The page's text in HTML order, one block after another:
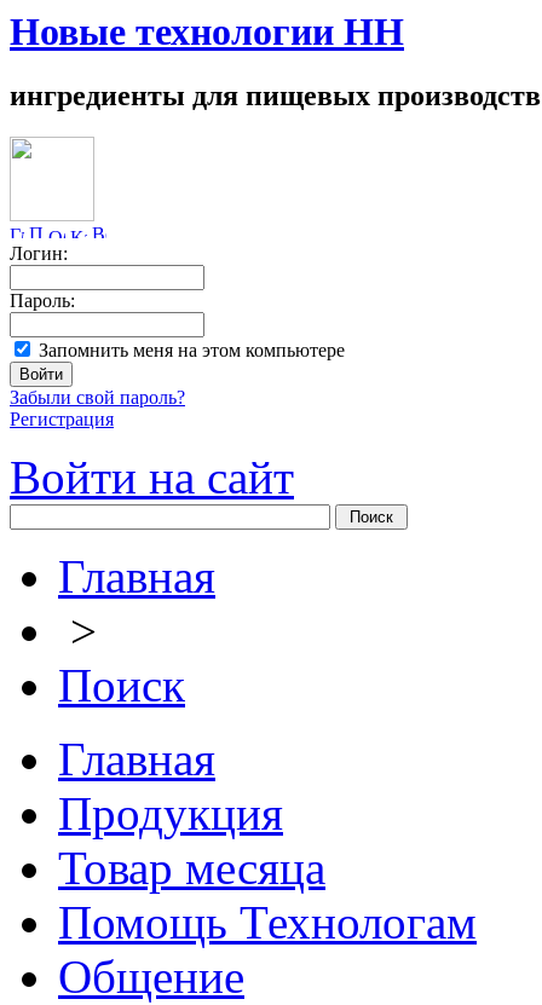
Новые технологии НН
ингредиенты для пищевых производств
Логин:
Пароль:
Запомнить меня на этом компьютере
Забыли свой пароль?
Регистрация
Войти на сайт
Главная
>
Поиск
Главная
Продукция
Товар месяца
Помощь Технологам
Общение